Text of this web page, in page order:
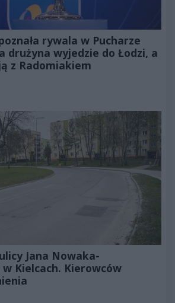
rywala w Pucharze
drużyna wyjedzie do Łodzi, a
z Radomiakiem
Jana Nowaka-
Kielcach. Kierowców